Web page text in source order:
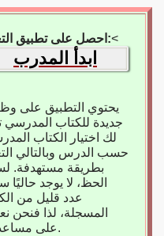
احصل على تطبيق التعلم:<
ابدأ المدرب
يحتوي التطبيق على
جديدة للكتاب المدرسي
لك اختيار الكتاب
حسب الدرس وبالتالي
بطريقة مستهدفة.
الحظ، لا يوجد حاليًا
عدد قليل من
المسجلة، لذا فنحن
على مساعدتك.